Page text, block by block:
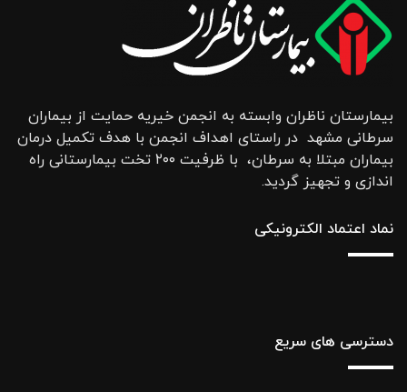
بیمارستان ناظران وابسته به انجمن خیریه حمایت از بیماران
سرطانی مشهد در راستای اهداف انجمن با هدف تکمیل درمان
بیماران مبتلا به سرطان، با ظرفیت ۲۰۰ تخت بیمارستانی راه
اندازی و تجهیز گردید.
نماد اعتماد الکترونیکی
دسترسی های سریع